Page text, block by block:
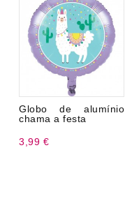
Globo de alumínio
chama a festa
3,99 €